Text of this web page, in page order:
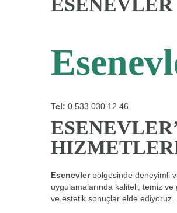
Tel: 0 533 030 12 46
Esenevlerbölgesinde deneyimli
uygulamalarında kaliteli, temiz
ve estetik sonuçlar elde ediyoruz.